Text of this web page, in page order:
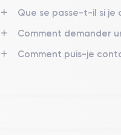
Que se passe-t-il si je
Comment demander
Comment puis-je